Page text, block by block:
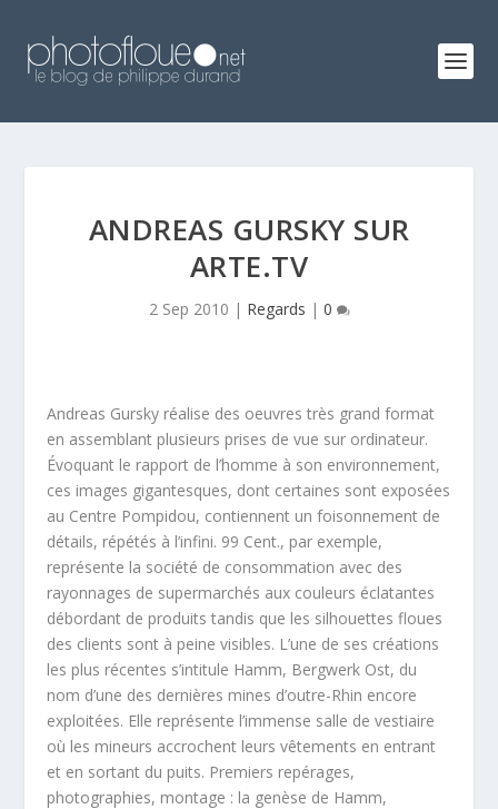
ANDREAS GURSKY SUR
ARTE.TV
2 Sep 2010 | Regards | 0
Andreas Gursky réalise des oeuvres très grand format
en assemblant plusieurs prises de vue sur ordinateur.
Évoquant le rapport de l’homme à son environnement,
ces images gigantesques, dont certaines sont exposées
au Centre Pompidou, contiennent un foisonnement de
détails, répétés à l’infini. 99 Cent., par exemple,
représente la société de consommation avec des
rayonnages de supermarchés aux couleurs éclatantes
débordant de produits tandis que les silhouettes floues
des clients sont à peine visibles. L’une de ses créations
les plus récentes s’intitule Hamm, Bergwerk Ost, du
nom d’une des dernières mines d’outre-Rhin encore
exploitées. Elle représente l’immense salle de vestiaire
où les mineurs accrochent leurs vêtements en entrant
et en sortant du puits. Premiers repérages,
photographies, montage : la genèse de Hamm,